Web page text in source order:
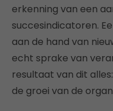
erkenning van een
succesindicatoren.
aan de hand van
echt sprake van
resultaat van dit
de groei van de